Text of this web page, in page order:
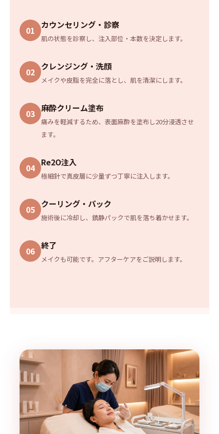
01 カウンセリング・診察
肌の状態を診察し、注入部位・本数を決定します。
02 クレンジング・洗顔
メイクや皮脂を完全に落とし、肌を清潔にします。
03 麻酔クリーム塗布
痛みを軽減するため、表面麻酔を塗布し20分浸透させ
ます。
04 Re2O注入
極細針で真皮層に少量ずつ丁寧に注入します。
05 クーリング・パック
施術後に冷却し、鎮静パックで肌を落ち着かせます。
06 終了
メイクも可能です。アフターケアをご説明します。